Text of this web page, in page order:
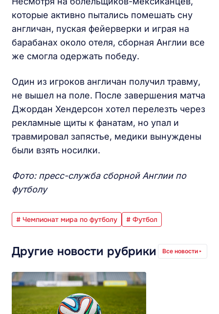
которые активно пытались помешать сну
англичан, пуская фейерверки и играя на
барабанах около отеля, сборная Англии все
же смогла одержать победу.
Один из игроков англичан получил травму,
не вышел на поле. После завершения матча
Джордан Хендерсон хотел перелезть через
рекламные щиты к фанатам, но упал и
травмировал запястье, медики вынуждены
были взять носилки.
Фото: пресс-служба сборной Англии по
футболу
# Чемпионат мира по футболу # Футбол
Другие новости рубрики Все новости